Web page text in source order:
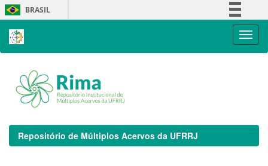
Skip
navigation
BRASIL
Repositório de Múltiplos Acervos da UFRRJ